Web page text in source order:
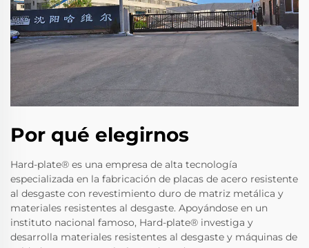
Por qué elegirnos
Hard-plate® es una empresa de alta tecnología
especializada en la fabricación de placas de acero resistente
al desgaste con revestimiento duro de matriz metálica y
materiales resistentes al desgaste. Apoyándose en un
instituto nacional famoso, Hard-plate® investiga y
desarrolla materiales resistentes al desgaste y máquinas de